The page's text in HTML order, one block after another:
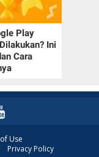
Play
Ini
Cara
Use
Privacy Policy